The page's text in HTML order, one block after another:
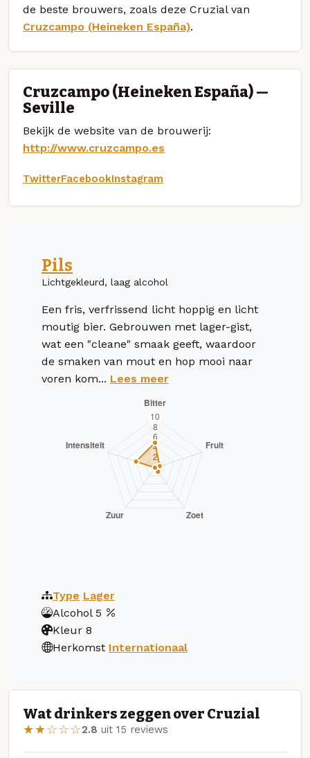
de beste brouwers, zoals deze Cruzial van
Cruzcampo (Heineken España).
Cruzcampo (Heineken España) —
Seville
Bekijk de website van de brouwerij:
http://www.cruzcampo.es
TwitterFacebookInstagram
Pils
Lichtgekleurd, laag alcohol
Een fris, verfrissend licht hoppig en licht
moutig bier. Gebrouwen met lager-gist,
wat een "cleane" smaak geeft, waardoor
de smaken van mout en hop mooi naar
voren kom... Lees meer
Type Lager
Alcohol 5
Kleur 8
Herkomst Internationaal
Wat drinkers zeggen over Cruzial
★★☆☆☆2.8 uit 15 reviews